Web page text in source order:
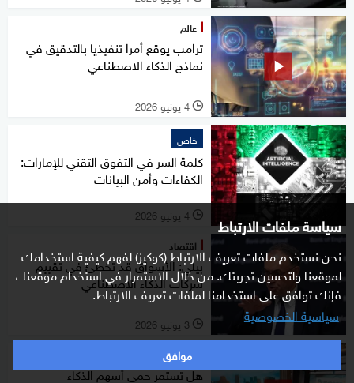
سياسة ملفات الارتباط
نحن نستخدم ملفات تعريف الارتباط (كوكيز) لفهم كيفية استخدامك
لموقعنا ولتحسين تجربتك. من خلال الاستمرار في استخدام موقعنا ،
فإنك توافق على استخدامنا لملفات تعريف الارتباط.
سياسية الخصوصية
موافق
عالم
ترامب يوقع أمرا تنفيذيا بالتدقيق في
نماذج الذكاء الاصطناعي
l 4 يونيو 2026
خاص
كلمة السر في التفوق التقني للإمارات:
الكفاءات وأمن البيانات
l 4 يونيو 2026
اقتصاد
بيلي: الأسواق قد تخطئ في تقييم
شركات الذكاء الاصطناعي
l 3 يونيو 2026
Business مع لبنى
هل تستمر حمى أسهم الذكاء